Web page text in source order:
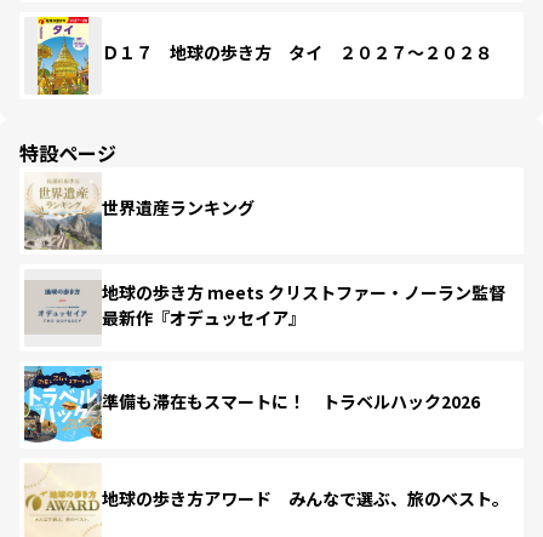
Ｄ１７ 地球の歩き方 タイ ２０２７～２０２８
特設ページ
世界遺産ランキング
地球の歩き方 meets クリストファー・ノーラン監督
最新作『オデュッセイア』
準備も滞在もスマートに！ トラベルハック2026
地球の歩き方アワード みんなで選ぶ、旅のベスト。